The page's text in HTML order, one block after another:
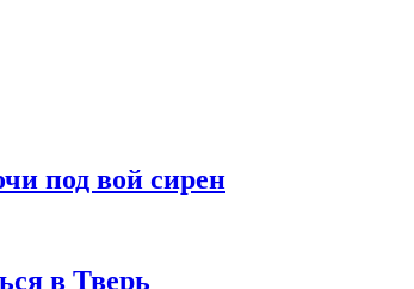
под вой сирен
в Тверь